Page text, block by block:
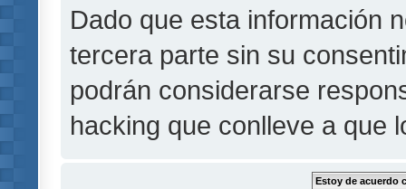
Dado que esta información
tercera parte sin su
podrán considerarse
hacking que conlleve a que